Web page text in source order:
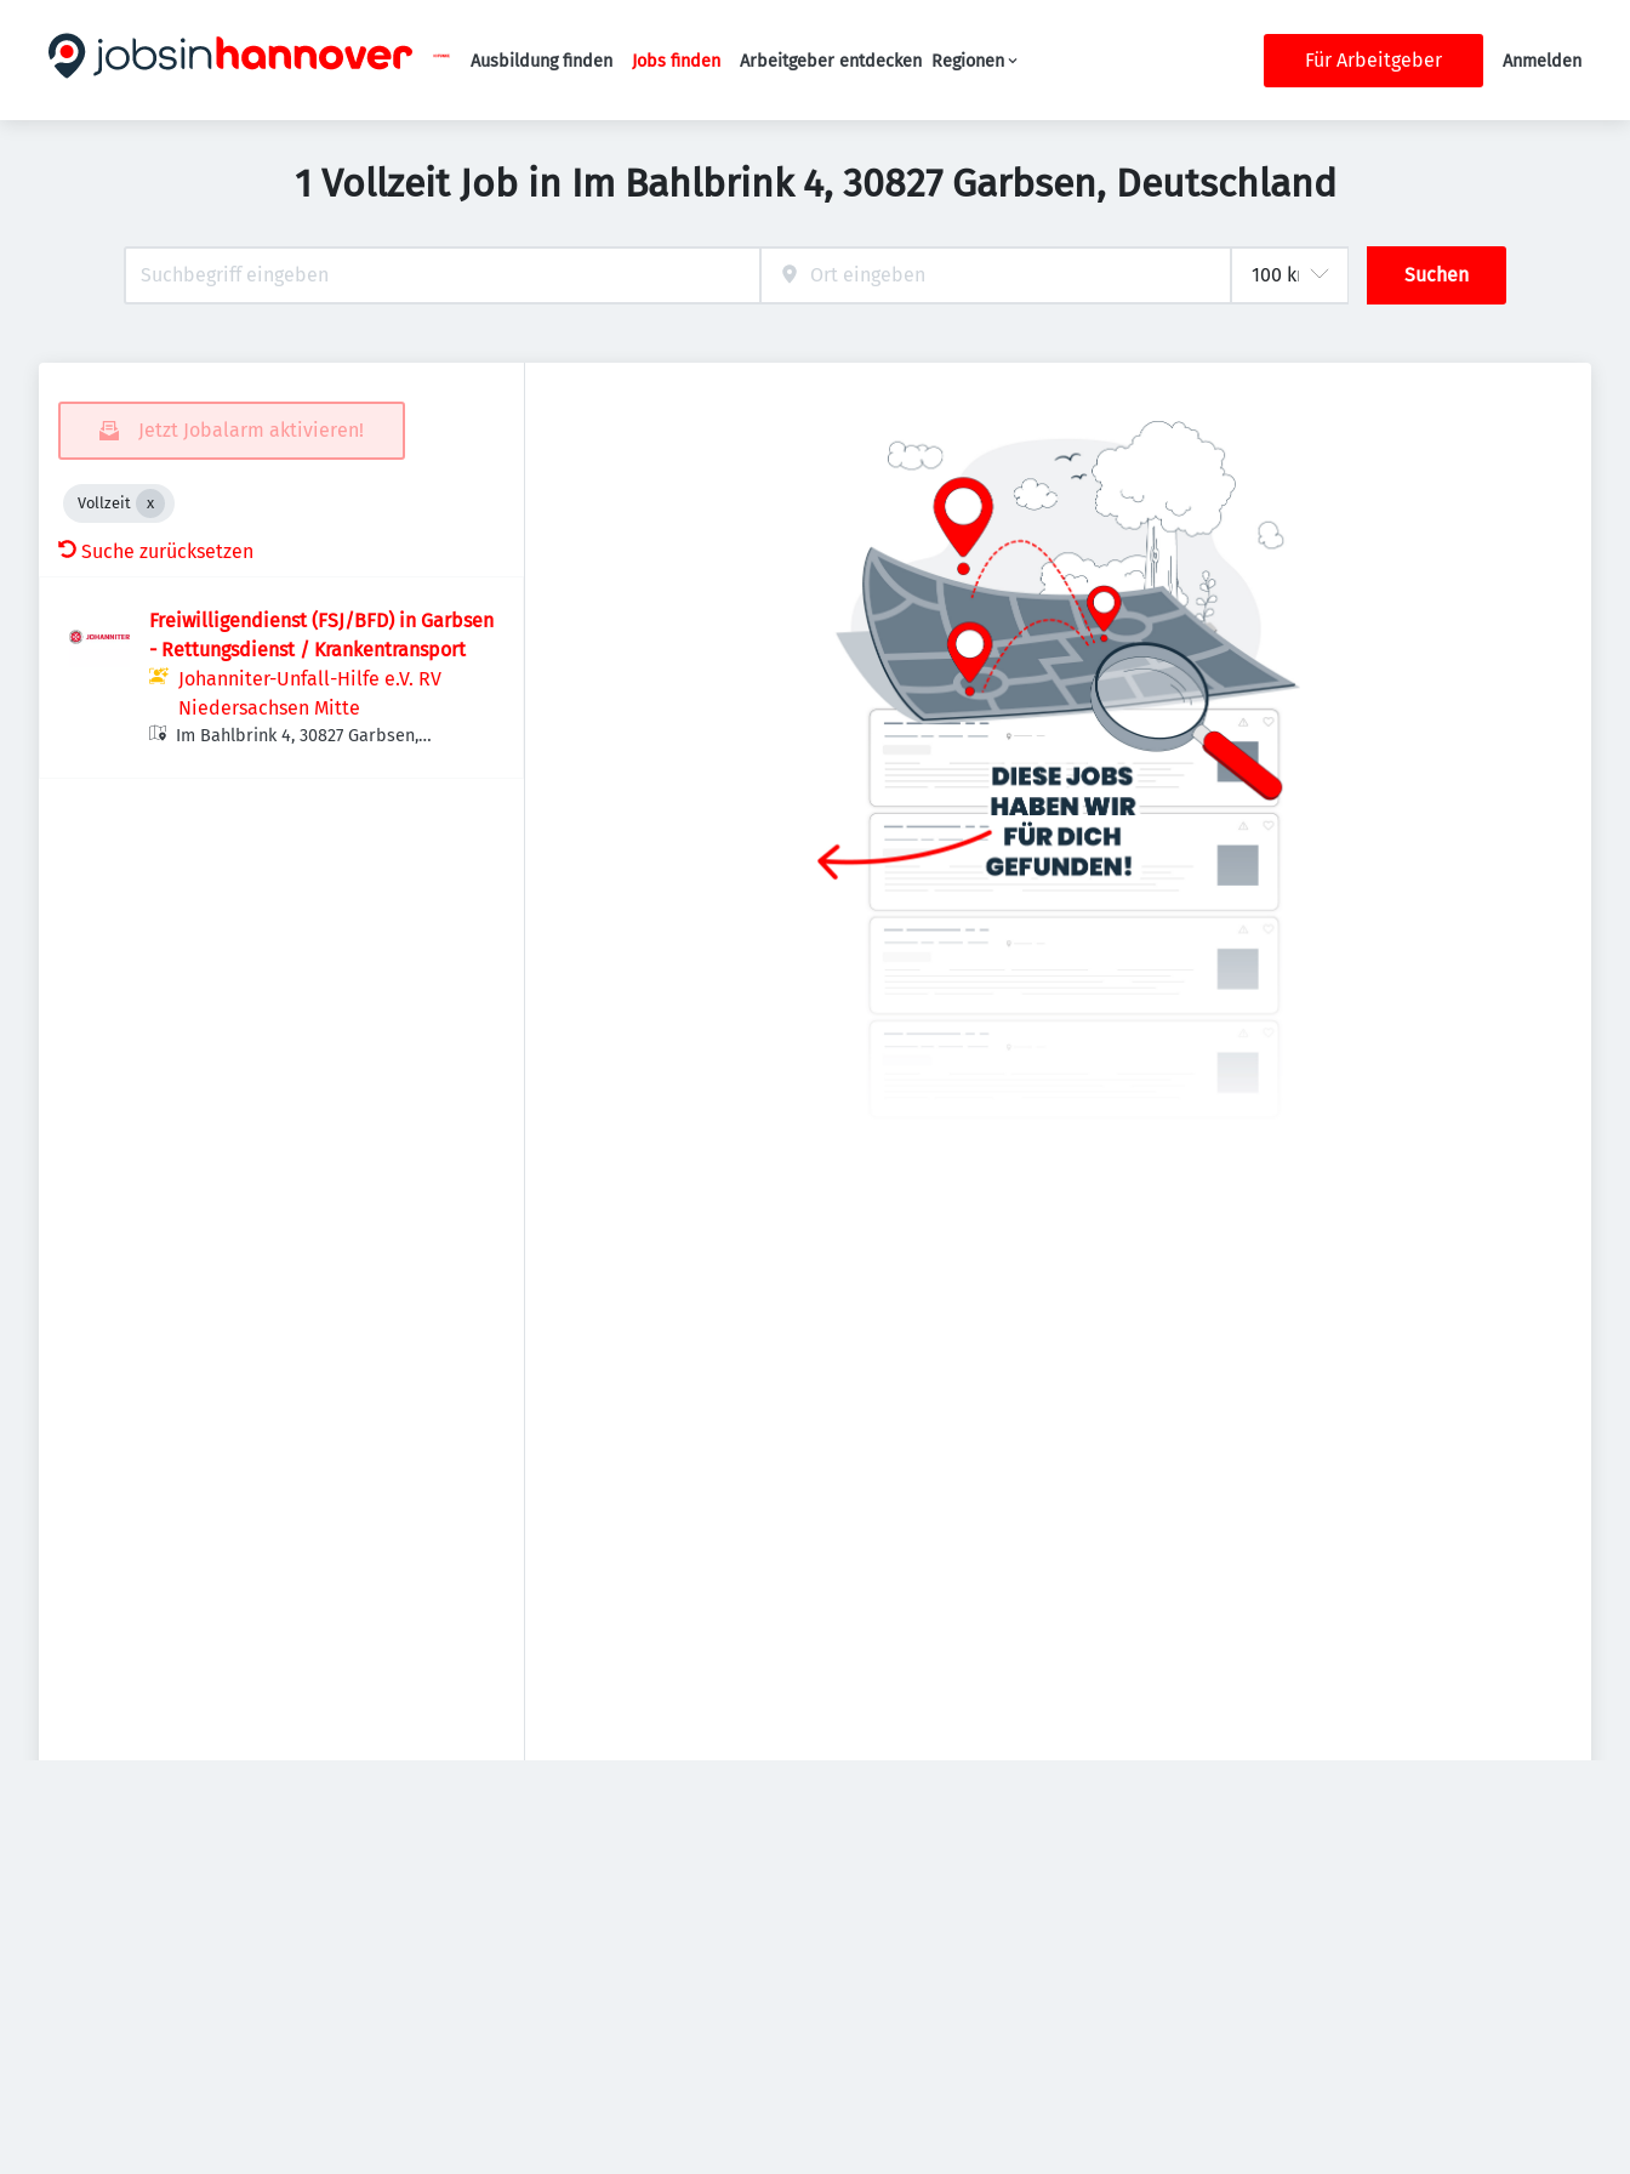
Haupt-Navigation
Ausbildung finden Jobs finden Arbeitgeber entdecken Regionen Für Arbeitgeber Anmelden
1 Vollzeit Job in Im Bahlbrink 4, 30827 Garbsen, Deutschland
Suchen
Jetzt Jobalarm aktivieren!
Vollzeit
Suche zurücksetzen
Freiwilligendienst (FSJ/BFD) in Garbsen
- Rettungsdienst / Krankentransport
Johanniter-Unfall-Hilfe e.V. RV
Niedersachsen Mitte
Im Bahlbrink 4, 30827 Garbsen,